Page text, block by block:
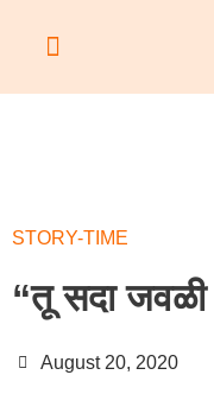
STORY-TIME
“तू सदा
August 20, 2020